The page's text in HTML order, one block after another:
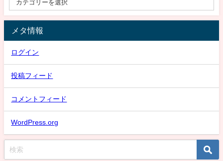
メタ情報
ログイン
投稿フィード
コメントフィード
WordPress.org